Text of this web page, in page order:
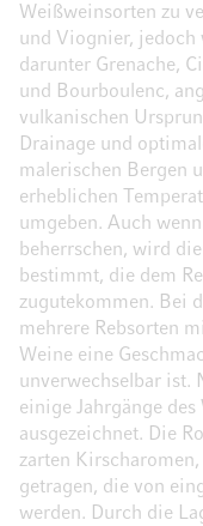
Weißweinsorten zu
und Viognier, jedoch
darunter Grenache,
und Bourboulenc,
vulkanischen
Drainage und
malerischen Bergen
erheblichen
umgeben. Auch
beherrschen, wird
bestimmt, die dem
zugutekommen. Bei
mehrere Rebsorten
Weine eine
unverwechselbar ist.
einige Jahrgänge
ausgezeichnet. Die
zarten
getragen, die von
werden. Durch die